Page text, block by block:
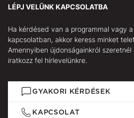
LÉPJ VELÜNK KAPCSOLATBA
Ha kérdésed van a programmal vagy
kapcsolatban, akkor keress minket
Amennyiben újdonságainkról
iratkozz fel hírlevelünkre.
GYAKORI KÉRDÉSEK
KAPCSOLAT